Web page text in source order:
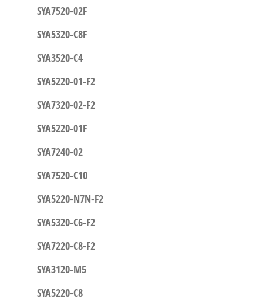
SYA7520-02F
SYA5320-C8F
SYA3520-C4
SYA5220-01-F2
SYA7320-02-F2
SYA5220-01F
SYA7240-02
SYA7520-C10
SYA5220-N7N-F2
SYA5320-C6-F2
SYA7220-C8-F2
SYA3120-M5
SYA5220-C8